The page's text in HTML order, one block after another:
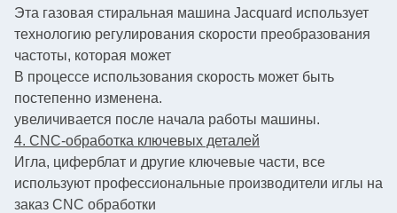
Эта газовая стиральная машина Jacquard использует
технологию регулирования скорости преобразования
частоты, которая может
В процессе использования скорость может быть
постепенно изменена.
увеличивается после начала работы машины.
4. CNC-обработка ключевых деталей
Игла, циферблат и другие ключевые части, все
используют профессиональные производители иглы на
заказ CNC обработки